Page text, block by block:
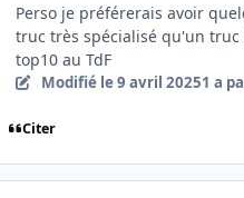
Perso je préférerais avoir
truc très spécialisé qu'un
top10 au TdF
Modifié le 9 avril 20251 a
Citer